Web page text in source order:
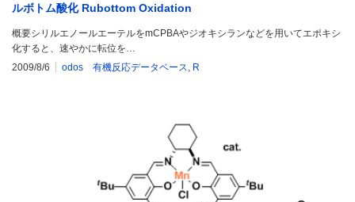
ルボトム酸化 Rubottom Oxidation
概要シリルエノールエーテルをmCPBAやジオキシランなどを用いてエポキシ
化すると、速やかに転位を…
2009/8/6
odos 有機反応データベース R